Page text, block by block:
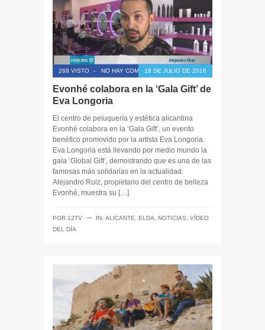
269 VISTO - NO HAY COMENTARIOS18 DE JULIO DE 2016
Evonhé colabora en la ‘Gala Gift’ de
Eva Longoria
El centro de peluquería y estética alicantina
Evonhé colabora en la ‘Gala Gift’, un evento
benéfico promovido por la artista Eva Longoria.
Eva Longoria está llevando por medio mundo la
gala ‘Global Gift’, demostrando que es una de las
famosas más solidarias en la actualidad.
Alejandro Ruiz, propietario del centro de belleza
Evonhé, muestra su […]
POR 12TV ─ IN: ALICANTE, ELDA, NOTICIAS, VÍDEO
DEL DÍA